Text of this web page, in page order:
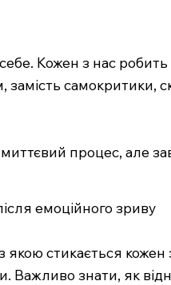
Кожен з нас
замість самокритики,
процес, але
емоційного зриву
стикається
Важливо знати, як